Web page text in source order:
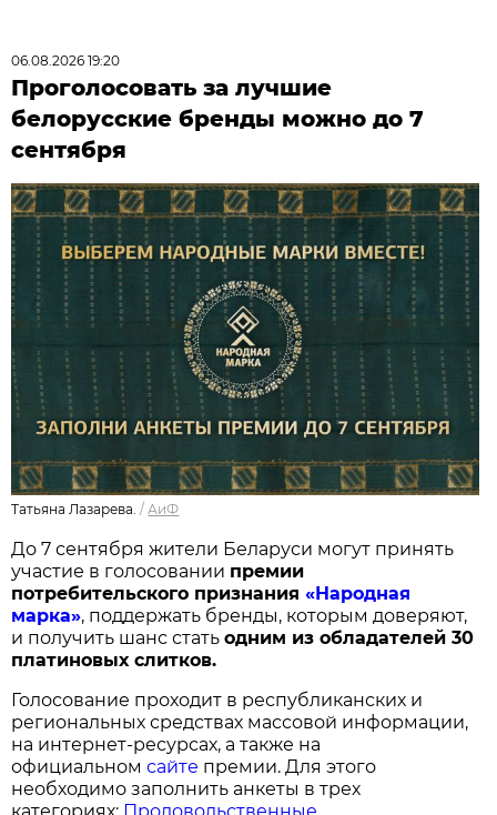
06.08.2026 19:20
Проголосовать за лучшие
белорусские бренды можно до 7
сентября
Татьяна Лазарева. /АиФ
До 7 сентября жители Беларуси могут принять
участие в голосовании премии
потребительского признания«Народная
марка», поддержать бренды, которым доверяют,
и получить шанс статьодним из обладателей 30
платиновых слитков.
Голосование проходит в республиканских и
региональных средствах массовой информации,
на интернет-ресурсах, а также на
официальномсайте премии. Для этого
необходимо заполнить анкеты в трех